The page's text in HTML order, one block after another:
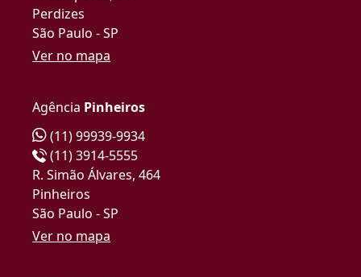
Perdizes
São Paulo - SP
Ver no mapa
Agência Pinheiros
(11) 99939-9934
(11) 3914-5555
R. Simão Álvares, 464
Pinheiros
São Paulo - SP
Ver no mapa